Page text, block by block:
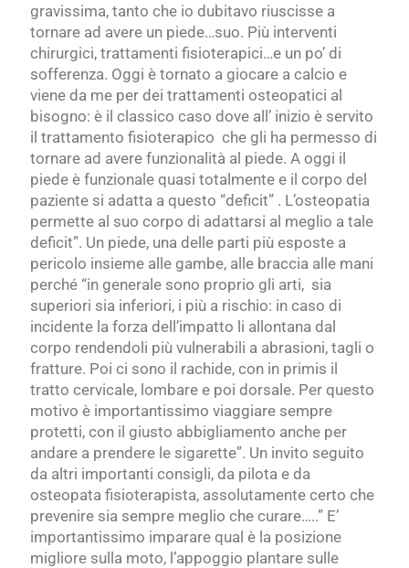
gravissima, tanto che io dubitavo riuscisse a
tornare ad avere un piede…suo. Più interventi
chirurgici, trattamenti fisioterapici…e un po’ di
sofferenza. Oggi è tornato a giocare a calcio e
viene da me per dei trattamenti osteopatici al
bisogno: è il classico caso dove all’ inizio è servito
il trattamento fisioterapico che gli ha permesso di
tornare ad avere funzionalità al piede. A oggi il
piede è funzionale quasi totalmente e il corpo del
paziente si adatta a questo “deficit” . L’osteopatia
permette al suo corpo di adattarsi al meglio a tale
deficit”. Un piede, una delle parti più esposte a
pericolo insieme alle gambe, alle braccia alle mani
perché “in generale sono proprio gli arti, sia
superiori sia inferiori, i più a rischio: in caso di
incidente la forza dell’impatto li allontana dal
corpo rendendoli più vulnerabili a abrasioni, tagli o
fratture. Poi ci sono il rachide, con in primis il
tratto cervicale, lombare e poi dorsale. Per questo
motivo è importantissimo viaggiare sempre
protetti, con il giusto abbigliamento anche per
andare a prendere le sigarette”. Un invito seguito
da altri importanti consigli, da pilota e da
osteopata fisioterapista, assolutamente certo che
prevenire sia sempre meglio che curare…..” E’
importantissimo imparare qual è la posizione
migliore sulla moto, l’appoggio plantare sulle